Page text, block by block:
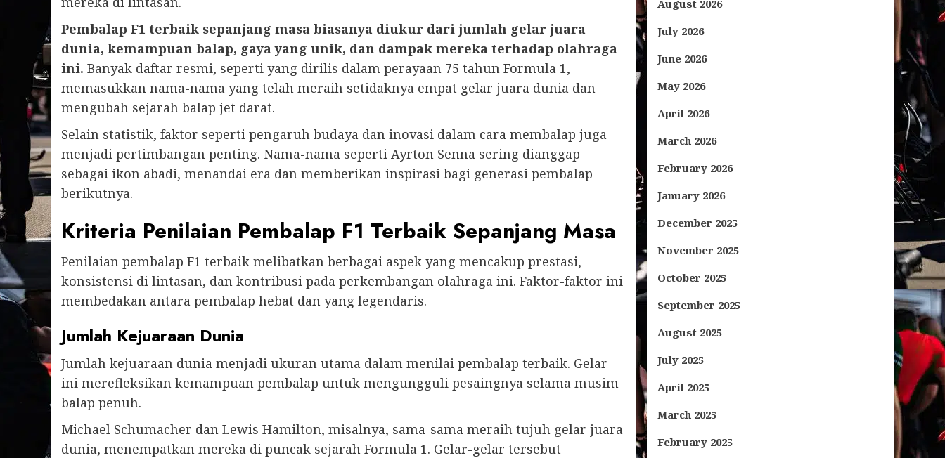
Pembalap F1 terbaik sepanjang masa biasanya diukur dari jumlah gelar juara
dunia, kemampuan balap, gaya yang unik, dan dampak mereka terhadap olahraga
ini. Banyak daftar resmi, seperti yang dirilis dalam perayaan 75 tahun Formula 1,
memasukkan nama-nama yang telah meraih setidaknya empat gelar juara dunia dan
mengubah sejarah balap jet darat.
Selain statistik, faktor seperti pengaruh budaya dan inovasi dalam cara membalap juga
menjadi pertimbangan penting. Nama-nama seperti Ayrton Senna sering dianggap
sebagai ikon abadi, menandai era dan memberikan inspirasi bagi generasi pembalap
berikutnya.
Kriteria Penilaian Pembalap F1 Terbaik Sepanjang Masa
Penilaian pembalap F1 terbaik melibatkan berbagai aspek yang mencakup prestasi,
konsistensi di lintasan, dan kontribusi pada perkembangan olahraga ini. Faktor-faktor ini
membedakan antara pembalap hebat dan yang legendaris.
Jumlah Kejuaraan Dunia
Jumlah kejuaraan dunia menjadi ukuran utama dalam menilai pembalap terbaik. Gelar
ini merefleksikan kemampuan pembalap untuk mengungguli pesaingnya selama musim
balap penuh.
Michael Schumacher dan Lewis Hamilton, misalnya, sama-sama meraih tujuh gelar juara
dunia, menempatkan mereka di puncak sejarah Formula 1. Gelar-gelar tersebut
August 2026
July 2026
June 2026
May 2026
April 2026
March 2026
February 2026
January 2026
December 2025
November 2025
October 2025
September 2025
August 2025
July 2025
April 2025
March 2025
February 2025